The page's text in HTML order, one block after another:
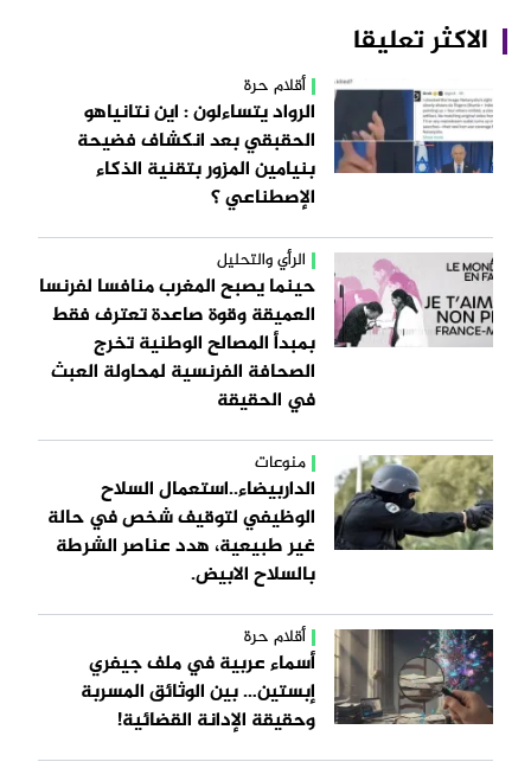
الاكثر تعليقا
أقلام حرة
الرواد يتساءلون : اين نتانياهو
الحقبقي بعد انكشاف فضيحة
بنيامين المزور بتقنية الذكاء
الإصطناعي ؟
الرأي والتحليل
حينما يصبح المغرب منافسا لفرنسا
العميقة وقوة صاعدة تعترف فقط
بمبدأ المصالح الوطنية تخرج
الصحافة الفرنسية لمحاولة العبث
في الحقيقة
منوعات
الداربيضاء..استعمال السلاح
الوظيفي لتوقيف شخص في حالة
غير طبيعية، هدد عناصر الشرطة
بالسلاح الابيض.
أقلام حرة
أسماء عربية في ملف جيفري
إبستين… بين الوثائق المسربة
وحقيقة الإدانة القضائية!